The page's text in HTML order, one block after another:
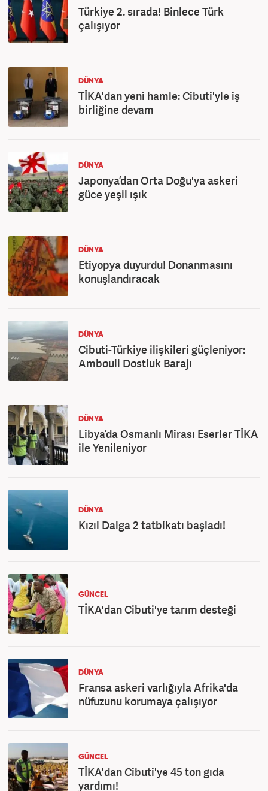
Türkiye 2. sırada! Binlece Türk
çalışıyor
DÜNYA
TİKA'dan yeni hamle: Cibuti'yle iş
birliğine devam
DÜNYA
Japonya’dan Orta Doğu'ya askeri
güce yeşil ışık
DÜNYA
Etiyopya duyurdu! Donanmasını
konuşlandıracak
DÜNYA
Cibuti-Türkiye ilişkileri güçleniyor:
Ambouli Dostluk Barajı
DÜNYA
Libya’da Osmanlı Mirası Eserler TİKA
ile Yenileniyor
DÜNYA
Kızıl Dalga 2 tatbikatı başladı!
GÜNCEL
TİKA'dan Cibuti'ye tarım desteği
DÜNYA
Fransa askeri varlığıyla Afrika'da
nüfuzunu korumaya çalışıyor
GÜNCEL
TİKA'dan Cibuti'ye 45 ton gıda
yardımı!